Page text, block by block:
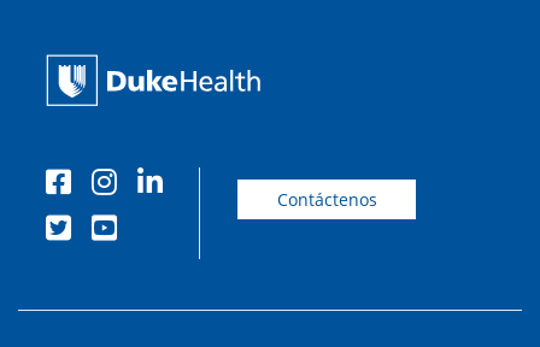
Contáctenos